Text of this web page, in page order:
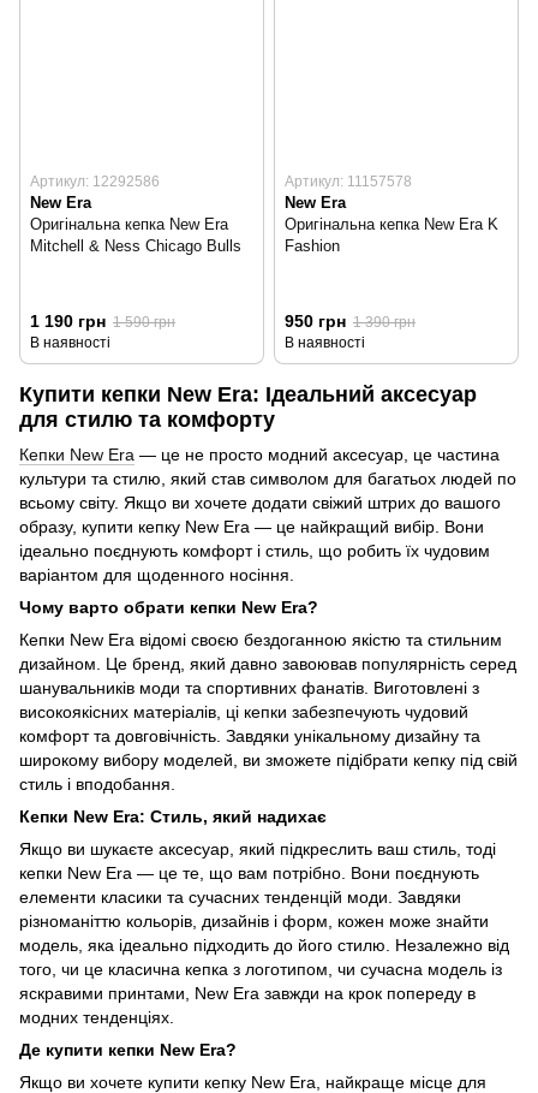
Артикул: 12292586
New Era
Оригінальна кепка New Era
Mitchell & Ness Chicago Bulls
1 190 грн 1 590 грн
В наявності
Артикул: 11157578
New Era
Оригінальна кепка New Era K
Fashion
950 грн 1 390 грн
В наявності
Купити кепки New Era: Ідеальний аксесуар
для стилю та комфорту
Кепки New Era — це не просто модний аксесуар, це частина
культури та стилю, який став символом для багатьох людей по
всьому світу. Якщо ви хочете додати свіжий штрих до вашого
образу, купити кепку New Era — це найкращий вибір. Вони
ідеально поєднують комфорт і стиль, що робить їх чудовим
варіантом для щоденного носіння.
Чому варто обрати кепки New Era?
Кепки New Era відомі своєю бездоганною якістю та стильним
дизайном. Це бренд, який давно завоював популярність серед
шанувальників моди та спортивних фанатів. Виготовлені з
високоякісних матеріалів, ці кепки забезпечують чудовий
комфорт та довговічність. Завдяки унікальному дизайну та
широкому вибору моделей, ви зможете підібрати кепку під свій
стиль і вподобання.
Кепки New Era: Стиль, який надихає
Якщо ви шукаєте аксесуар, який підкреслить ваш стиль, тоді
кепки New Era — це те, що вам потрібно. Вони поєднують
елементи класики та сучасних тенденцій моди. Завдяки
різноманіттю кольорів, дизайнів і форм, кожен може знайти
модель, яка ідеально підходить до його стилю. Незалежно від
того, чи це класична кепка з логотипом, чи сучасна модель із
яскравими принтами, New Era завжди на крок попереду в
модних тенденціях.
Де купити кепки New Era?
Якщо ви хочете купити кепку New Era, найкраще місце для